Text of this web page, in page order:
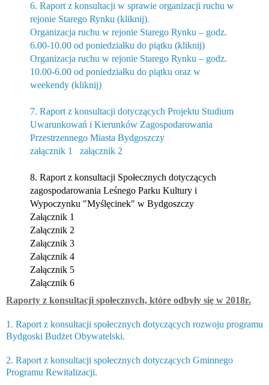
6. Raport z konsultacji w sprawie organizacji ruchu w
rejonie Starego Rynku (kliknij).
Organizacja ruchu w rejonie Starego Rynku – godz.
6.00-10.00 od poniedziałku do piątku (kliknij)
Organizacja ruchu w rejonie Starego Rynku – godz.
10.00-6.00 od poniedziałku do piątku oraz w
weekendy (kliknij)
7. Raport z konsultacji dotyczących Projektu Studium
Uwarunkowań i Kierunków Zagospodarowania
Przestrzennego Miasta Bydgoszczy
załącznik 1
załącznik 2
8. Raport z konsultacji Społecznych dotyczących
zagospodarowania Leśnego Parku Kultury i
Wypoczynku "Myślęcinek" w Bydgoszczy
Załącznik 1
Załącznik 2
Załącznik 3
Załącznik 4
Załącznik 5
Załącznik 6
Raporty z konsultacji społecznych, które odbyły się w 2018r.
1. Raport z konsultacji społecznych dotyczących rozwoju programu
Bydgoski Budżet Obywatelski.
2. Raport z konsultacji społecznych dotyczących Gminnego
Programu Rewitalizacji.